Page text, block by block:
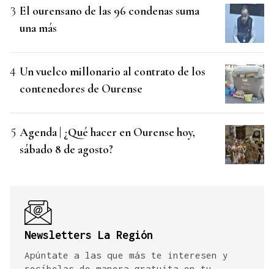
El ourensano de las 96 condenas suma
una más
Un vuelco millonario al contrato de los
contenedores de Ourense
Agenda | ¿Qué hacer en Ourense hoy,
sábado 8 de agosto?
Newsletters La Región
Apúntate a las que más te interesen y